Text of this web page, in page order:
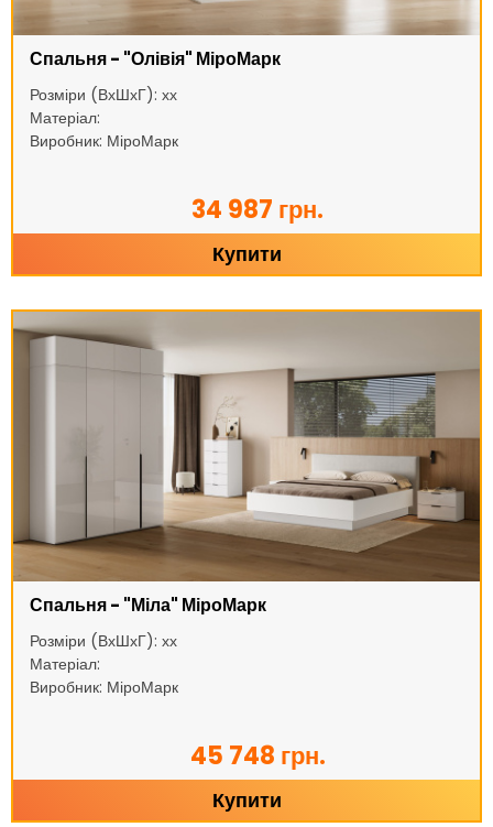
Спальня - "Олівія" МіроМарк
Розміри (ВхШхГ): хх
Матеріал:
Виробник: МіроМарк
34 987 грн.
Купити
Спальня - "Міла" МіроМарк
Розміри (ВхШхГ): хх
Матеріал:
Виробник: МіроМарк
45 748 грн.
Купити